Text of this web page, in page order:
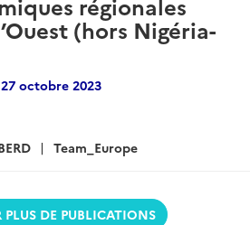
régionales
(hors Nigéria-
27 octobre 2023
Team_Europe
PLUS DE PUBLICATIONS